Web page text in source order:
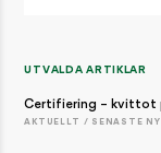
UTVALDA ARTIKLAR
Certifiering – kvittot
AKTUELLT / SENASTE